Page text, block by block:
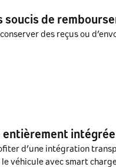
soucis de
des reçus ou
entièrement intégrée
d’une intégration
le véhicule avec smart